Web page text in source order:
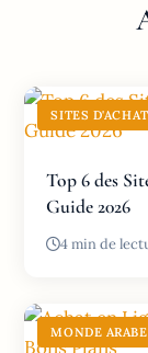
SITES
Top 6 des
Guide 2026
4 min de
MONDE ARABE